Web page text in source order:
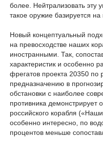
более. Нейтрализовать эту
такое оружие базируется на
Новый концептуальный
на превосходстве наших
иностранными. Так,
характеристик и особенно
фрегатов проекта 20350
предназначению в
обстановки с наиболее
противника демонстрирует
российского корабля
особенно интересно, по
процентов меньше